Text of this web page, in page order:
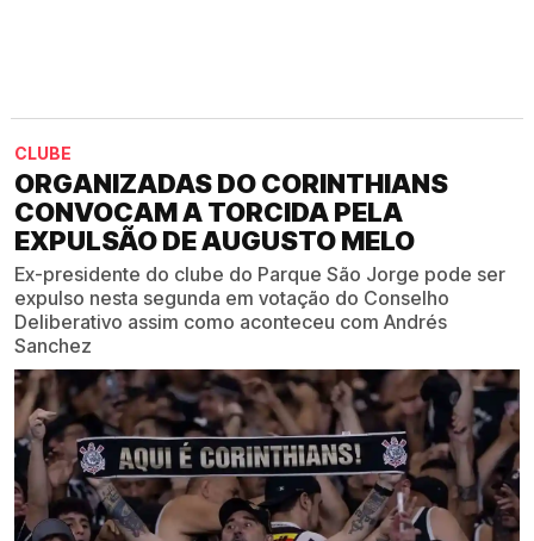
CLUBE
ORGANIZADAS DO CORINTHIANS
CONVOCAM A TORCIDA PELA
EXPULSÃO DE AUGUSTO MELO
Ex-presidente do clube do Parque São Jorge pode ser
expulso nesta segunda em votação do Conselho
Deliberativo assim como aconteceu com Andrés
Sanchez